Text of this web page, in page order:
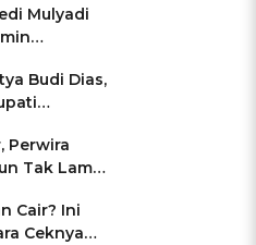
Mulyadi
Budi Dias,
Perwira
Tak Lama
Cair? Ini
Ceknya